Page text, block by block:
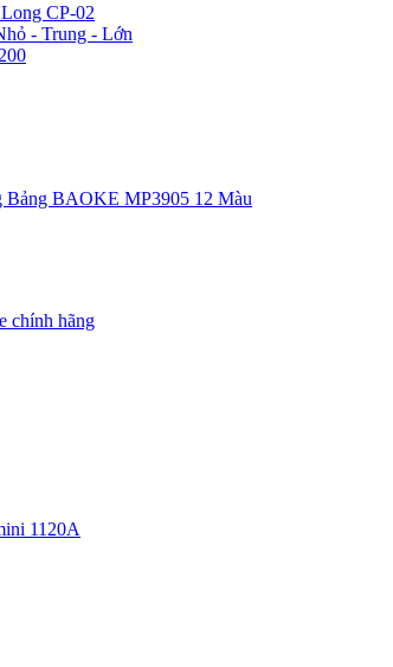
CP-02
- Trung - Lớn
Bảng BAOKE MP3905 12 Màu
chính hãng
1120A